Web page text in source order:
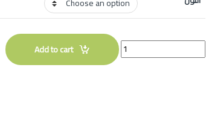
Quantity
Add to cart